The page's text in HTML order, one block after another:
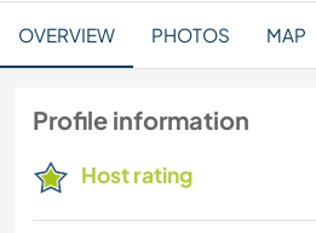
OVERVIEW PHOTOS MAP
Profile information
Host rating